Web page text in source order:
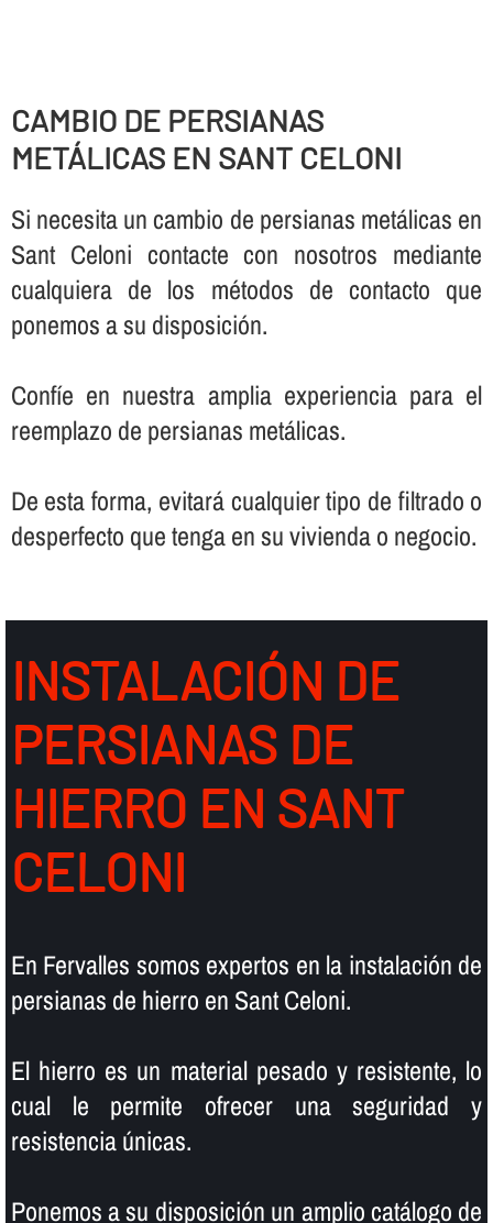
CAMBIO DE PERSIANAS
METÁLICAS EN SANT CELONI
Si necesita un cambio de persianas metálicas en
Sant Celoni contacte con nosotros mediante
cualquiera de los métodos de contacto que
ponemos a su disposición.
Confí­e en nuestra amplia experiencia para el
reemplazo de persianas metálicas.
De esta forma, evitará cualquier tipo de filtrado o
desperfecto que tenga en su vivienda o negocio.
INSTALACIÓN DE
PERSIANAS DE
HIERRO EN SANT
CELONI
En Fervalles somos expertos en la instalación de
persianas de hierro en Sant Celoni.
El hierro es un material pesado y resistente, lo
cual le permite ofrecer una seguridad y
resistencia únicas.
Ponemos a su disposición un amplio catálogo de